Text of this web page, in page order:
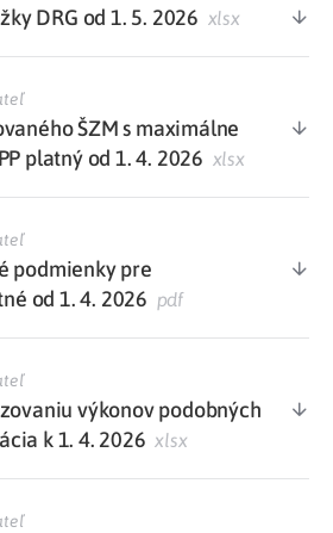
DRG od 1. 5. 2026 xlsx
ŠZM s maximálne
platný od 1. 4. 2026 xlsx
podmienky pre
od 1. 4. 2026 pdf
výkonov podobných
k 1. 4. 2026 xlsx